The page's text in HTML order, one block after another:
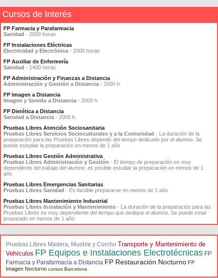
Cursos de Interés
FP Farmacia y Parafarmacia
Sanidad - 2000 horas
FP Instalaciones Eléctricas
Electricidad y Electrónica - 2000 horas
FP Auxiliar de Enfermería
Sanidad - 1400 horas
FP Administración y Finanzas a Distancia
Administración y Gestión a Distancia - 2000 h.
FP Imagen a Distancia
Imagen y Sonido a Distancia - 2000 h.
FP Dietética a Distancia
Sanidad a Distancia - 2000 h.
Pruebas Libres Atención Sociosanitaria
Pruebas Libres Servicios Socioculturales y a la Comunidad - La duración de la
preparación para las Pruebas Libres depende del tiempo dedicado por el alumno. Se
puede estudiar la preparación en menos de 1 año
Pruebas Libres Gestión Administrativa
Pruebas Libres Administración y Gestión - El tiempo de preparación es muy
dependiente del trabajo del alumno: es posible estudiar la preparación en menos de 1
año
Pruebas Libres Emergencias Sanitarias
Pruebas Libres Sanidad - Es factible prepararse en menos de 1 año
Pruebas Libres Mantenimiento Industrial
Pruebas Libres Instalación y Mantenimiento - La duración de la preparación para las
Pruebas Libres es muy dependiente del tiempo que dedique el alumno. Se puede estar
preparado en menos de 1 año
Pruebas Libres Madera, Mueble y Corcho Transporte y Mantenimiento de
Vehículos FP Equipos e Instalaciones Electrotécnicas FP
Farmacia y Parafarmacia a Distancia FP Restauración Nocturno FP
Imagen Nocturno cursos Barcelona